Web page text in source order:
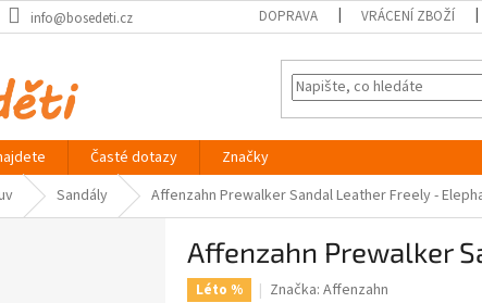
info@bosedeti.cz DOPRAVA VRÁCENÍ ZBOŽÍ
Časté dotazy
Značky
Sandály Affenzahn Prewalker Sandal Leather Freely -
Affenzahn Prewalker
Léto % Značka: Affenzahn